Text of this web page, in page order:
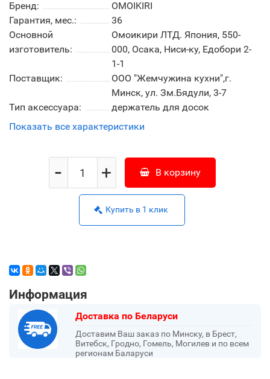
Бренд:
OMOIKIRI
Гарантия, мес.:
36
Основной
изготовитель:
Омоикири ЛТД. Япония, 550-
000, Осака, Ниси-ку, Едобори 2-
1-1
Поставщик:
ООО "Жемчужина кухни",г.
Минск, ул. Зм.Бядули, 3-7
Тип аксессуара:
держатель для досок
Показать все характеристики
+
- В корзину
Купить в 1 клик
Информация
Доставка по Беларуси
Доставим Ваш заказ по Минску, в Брест,
Витебск, Гродно, Гомель, Могилев и по всем
регионам Баларуси